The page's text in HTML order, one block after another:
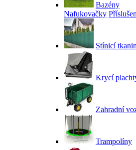
Bazény
Nafukovačky
Stínicí
Krycí
Zahradní
Trampolíny